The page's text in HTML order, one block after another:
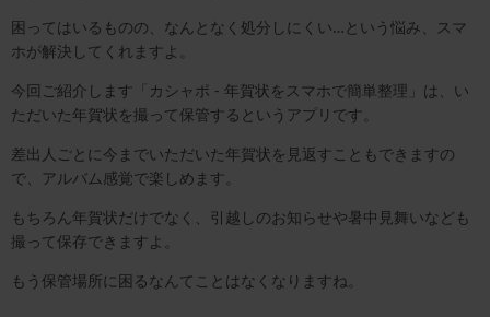
困ってはいるものの、なんとなく処分しにくい…という悩み、スマ
ホが解決してくれますよ。
今回ご紹介します「カシャポ - 年賀状をスマホで簡単整理」は、い
ただいた年賀状を撮って保管するというアプリです。
差出人ごとに今までいただいた年賀状を見返すこともできますの
で、アルバム感覚で楽しめます。
もちろん年賀状だけでなく、引越しのお知らせや暑中見舞いなども
撮って保存できますよ。
もう保管場所に困るなんてことはなくなりますね。